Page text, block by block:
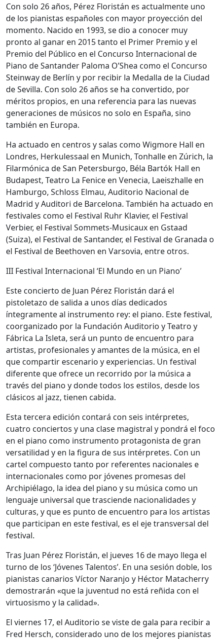
Con solo 26 años, Pérez Floristán es actualmente uno
de los pianistas españoles con mayor proyección del
momento. Nacido en 1993, se dio a conocer muy
pronto al ganar en 2015 tanto el Primer Premio y el
Premio del Público en el Concurso Internacional de
Piano de Santander Paloma O’Shea como el Concurso
Steinway de Berlín y por recibir la Medalla de la Ciudad
de Sevilla. Con solo 26 años se ha convertido, por
méritos propios, en una referencia para las nuevas
generaciones de músicos no solo en España, sino
también en Europa.
Ha actuado en centros y salas como Wigmore Hall en
Londres, Herkulessaal en Munich, Tonhalle en Zúrich, la
Filarmónica de San Petersburgo, Béla Bartók Hall en
Budapest, Teatro La Fenice en Venecia, Laeiszhalle en
Hamburgo, Schloss Elmau, Auditorio Nacional de
Madrid y Auditori de Barcelona. También ha actuado en
festivales como el Festival Ruhr Klavier, el Festival
Verbier, el Festival Sommets-Musicaux en Gstaad
(Suiza), el Festival de Santander, el Festival de Granada o
el Festival de Beethoven en Varsovia, entre otros.
III Festival Internacional ‘El Mundo en un Piano’
Este concierto de Juan Pérez Floristán dará el
pistoletazo de salida a unos días dedicados
íntegramente al instrumento rey: el piano. Este festival,
coorganizado por la Fundación Auditorio y Teatro y
Fábrica La Isleta, será un punto de encuentro para
artistas, profesionales y amantes de la música, en el
que compartir escenario y experiencias. Un festival
diferente que ofrece un recorrido por la música a
través del piano y donde todos los estilos, desde los
clásicos al jazz, tienen cabida.
Esta tercera edición contará con seis intérpretes,
cuatro conciertos y una clase magistral y pondrá el foco
en el piano como instrumento protagonista de gran
versatilidad y en la figura de sus intérpretes. Con un
cartel compuesto tanto por referentes nacionales e
internacionales como por jóvenes promesas del
Archipiélago, la idea del piano y su música como un
lenguaje universal que trasciende nacionalidades y
culturas, y que es punto de encuentro para los artistas
que participan en este festival, es el eje transversal del
festival.
Tras Juan Pérez Floristán, el jueves 16 de mayo llega el
turno de los ‘Jóvenes Talentos’. En una sesión doble, los
pianistas canarios Víctor Naranjo y Héctor Matacherry
demostrarán «que la juventud no está reñida con el
virtuosismo y la calidad».
El viernes 17, el Auditorio se viste de gala para recibir a
Fred Hersch, considerado uno de los mejores pianistas